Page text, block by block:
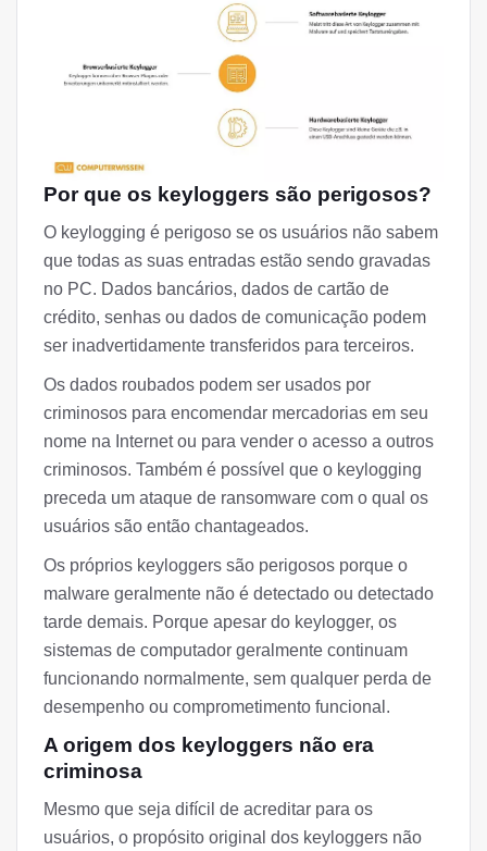
Por que os keyloggers são perigosos?
O keylogging é perigoso se os usuários não sabem
que todas as suas entradas estão sendo gravadas
no PC. Dados bancários, dados de cartão de
crédito, senhas ou dados de comunicação podem
ser inadvertidamente transferidos para terceiros.
Os dados roubados podem ser usados por
criminosos para encomendar mercadorias em seu
nome na Internet ou para vender o acesso a outros
criminosos. Também é possível que o keylogging
preceda um ataque de ransomware com o qual os
usuários são então chantageados.
Os próprios keyloggers são perigosos porque o
malware geralmente não é detectado ou detectado
tarde demais. Porque apesar do keylogger, os
sistemas de computador geralmente continuam
funcionando normalmente, sem qualquer perda de
desempenho ou comprometimento funcional.
A origem dos keyloggers não era
criminosa
Mesmo que seja difícil de acreditar para os
usuários, o propósito original dos keyloggers não